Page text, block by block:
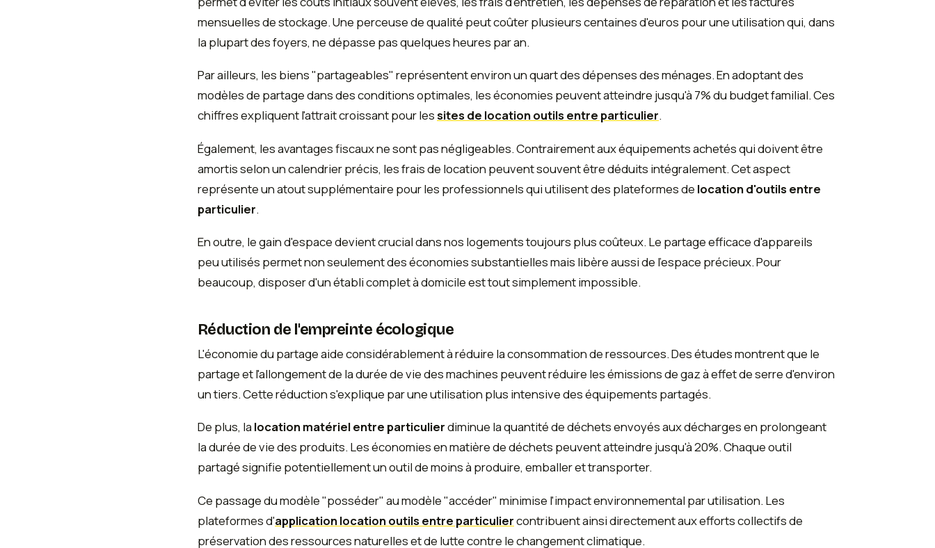
mensuelles de stockage. Une perceuse de qualité peut coûter plusieurs centaines d'euros pour une utilisation qui, dans
la plupart des foyers, ne dépasse pas quelques heures par an.
Par ailleurs, les biens "partageables" représentent environ un quart des dépenses des ménages. En adoptant des
modèles de partage dans des conditions optimales, les économies peuvent atteindre jusqu'à 7% du budget familial. Ces
chiffres expliquent l'attrait croissant pour lessites de location outils entre particulier.
Également, les avantages fiscaux ne sont pas négligeables. Contrairement aux équipements achetés qui doivent être
amortis selon un calendrier précis, les frais de location peuvent souvent être déduits intégralement. Cet aspect
représente un atout supplémentaire pour les professionnels qui utilisent des plateformes de location d'outils entre
particulier.
En outre, le gain d'espace devient crucial dans nos logements toujours plus coûteux. Le partage efficace d'appareils
peu utilisés permet non seulement des économies substantielles mais libère aussi de l'espace précieux. Pour
beaucoup, disposer d'un établi complet à domicile est tout simplement impossible.
Réduction de l'empreinte écologique
L'économie du partage aide considérablement à réduire la consommation de ressources. Des études montrent que le
partage et l'allongement de la durée de vie des machines peuvent réduire les émissions de gaz à effet de serre d'environ
un tiers. Cette réduction s'explique par une utilisation plus intensive des équipements partagés.
De plus, la location matériel entre particulierdiminue la quantité de déchets envoyés aux décharges en prolongeant
la durée de vie des produits. Les économies en matière de déchets peuvent atteindre jusqu'à 20%. Chaque outil
partagé signifie potentiellement un outil de moins à produire, emballer et transporter.
Ce passage du modèle "posséder" au modèle "accéder" minimise l'impact environnemental par utilisation. Les
plateformes d'application location outils entre particuliercontribuent ainsi directement aux efforts collectifs de
préservation des ressources naturelles et de lutte contre le changement climatique.